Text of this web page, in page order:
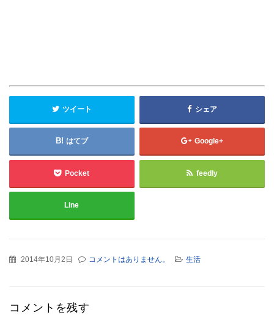
ツイート シェア
はてブ Google+
Pocket feedly
Line
2014年10月2日 コメントはありません。 生活
コメントを残す